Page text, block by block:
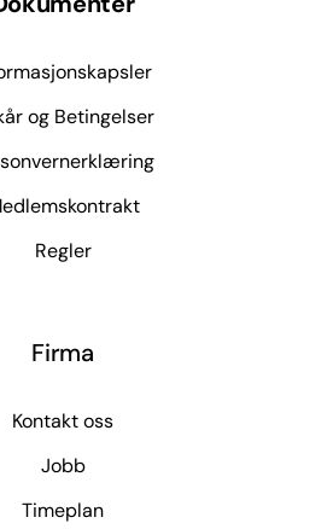
og Betingelser
Regler
Firma
Kontakt oss
Jobb
Timeplan